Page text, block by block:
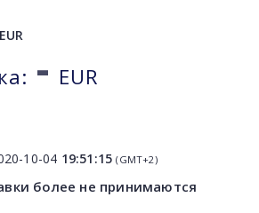
EUR
- EUR
10-04 19:51:15 (GMT+2)
более не принимаются